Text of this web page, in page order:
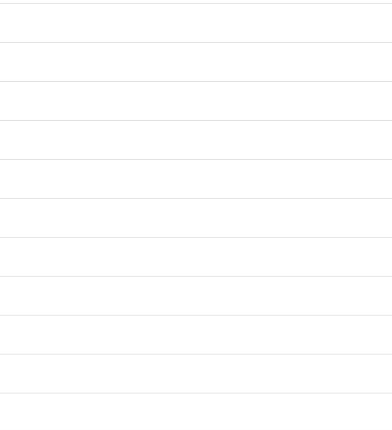
Međimurju i njihov obiteljski grb te usvajaju osnovna znanja o heraldici. Radionica
održava svakodnevno kroz čitav mjesec svibanj.